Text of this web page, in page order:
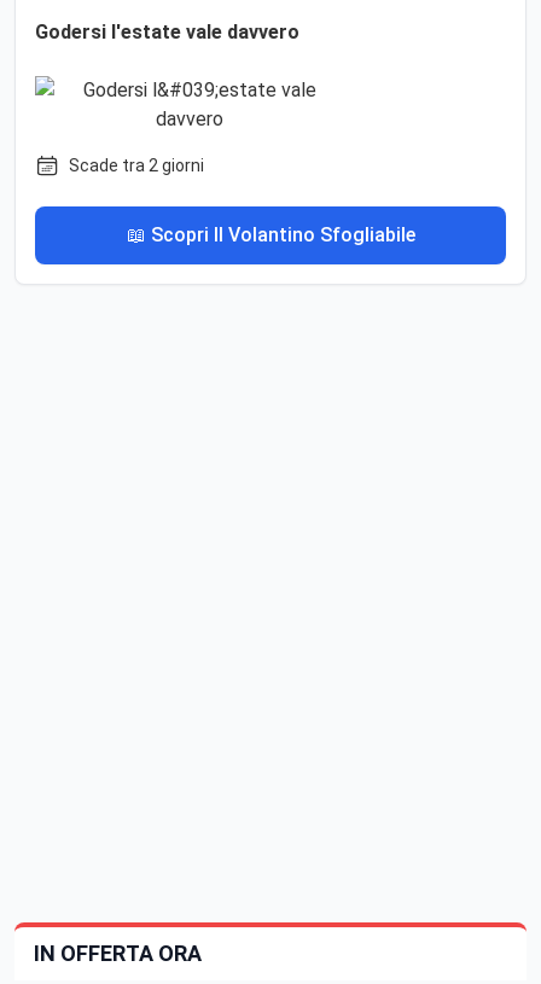
Godersi l'estate vale davvero
Scade tra 2 giorni
📖 Scopri Il Volantino Sfogliabile
IN OFFERTA ORA